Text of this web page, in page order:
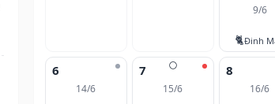
9/6
🐈Đinh
6
14/6
🌕
7
15/6
8
16/6